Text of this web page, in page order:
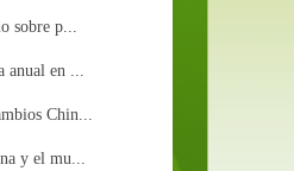
sobre p...
anual en ...
Chin...
y el mu...